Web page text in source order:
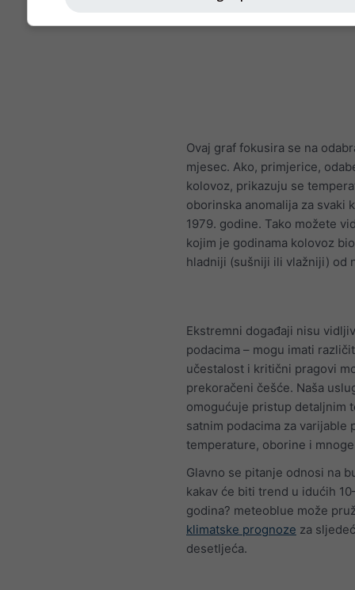
Ovaj graf fokusira se na
mjesec. Ako, primjerice,
kolovoz, prikazuju se
oborinska anomalija za svaki
1979. godine. Tako možete
kojim je godinama kolovoz
hladniji (sušniji ili vlažniji) od
Ekstremni događaji nisu
podacima – mogu imati
učestalost i kritični pragovi
prekoračeni češće. Naša
omogućuje pristup detaljnim
satnim podacima za varijable
temperature, oborine i
Glavno se pitanje odnosi na
kakav će biti trend u idućih
godina? meteoblue može
klimatske prognoze za
desetljeća.